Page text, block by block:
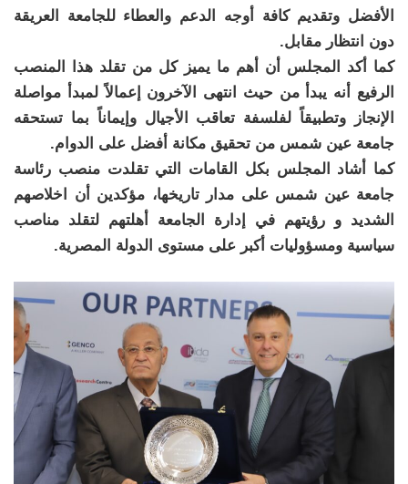
الأفضل وتقديم كافة أوجه الدعم والعطاء للجامعة العريقة
دون انتظار مقابل.
كما أكد المجلس أن أهم ما يميز كل من تقلد هذا المنصب
الرفيع أنه يبدأ من حيث انتهى الآخرون إعمالاً لمبدأ مواصلة
الإنجاز وتطبيقاً لفلسفة تعاقب الأجيال وإيماناً بما تستحقه
جامعة عين شمس من تحقيق مكانة أفضل على الدوام.
كما أشاد المجلس بكل القامات التي تقلدت منصب رئاسة
جامعة عين شمس على مدار تاريخها، مؤكدين أن اخلاصهم
الشديد و رؤيتهم في إدارة الجامعة أهلتهم لتقلد مناصب
سياسية ومسؤوليات أكبر على مستوى الدولة المصرية.